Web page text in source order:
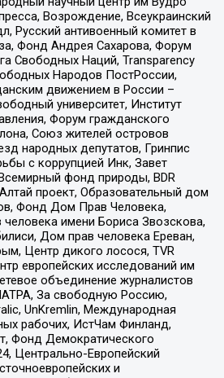
Возрождение, Всеукраинский
Русский антивоенный комитет в
Фонд Андрея Сахарова, Форум
Свободных Наций, Transparеncy
Народов ПостРоссии,
движением в России –
университет, Институт
Форум гражданского
Союз жителей островов
народных депутатов, Гринпис
с коррупцией Инк, Завет
фонд природы, BDR
проект, Образовательный дом
Фонд Дом Прав Человека,
имени Бориса Звозскова,
Дом прав человека Ереван,
Центр дикого лосося, TVR
европейских исследований им
объединение журналистов
За свободную Россию,
UnKremlin, Международная
рабочих, ИстЧам Финланд,
Фонд Демократического
Центрально-Европейский
и